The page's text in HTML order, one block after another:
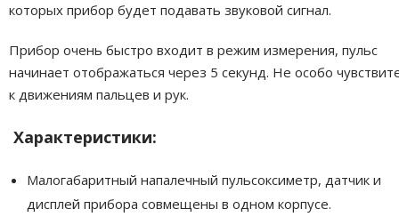
которых прибор будет подавать звуковой сигнал.
Прибор очень быстро входит в режим измерения, пульс
начинает отображаться через 5 секунд. Не особо
к движениям пальцев и рук.
Характеристики:
Малогабаритный напалечный пульсоксиметр, датчик и
дисплей прибора совмещены в одном корпусе.